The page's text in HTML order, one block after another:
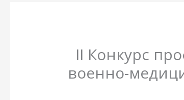
II Конкурс
военно-